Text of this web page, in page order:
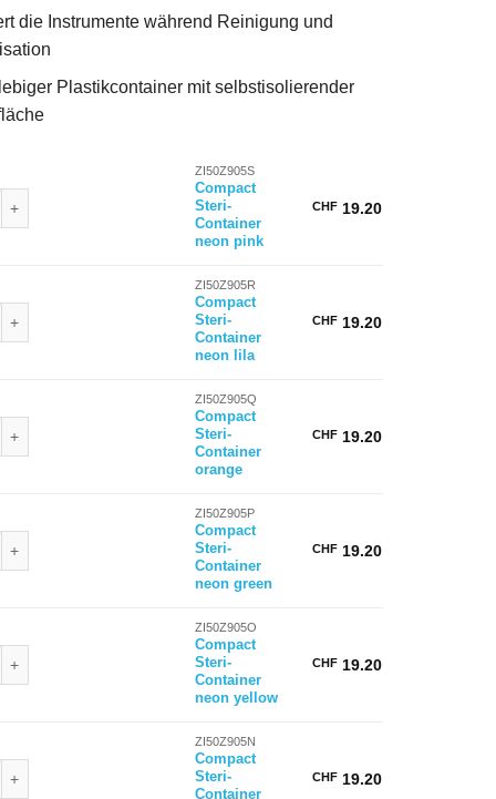
die Instrumente während Reinigung und
Plastikcontainer mit selbstisolierender
Steri-Container neon pink Menge
ZI50Z905S
Compact
Steri-
Container
neon pink
CHF19.20
Steri-Container neon lila Menge
ZI50Z905R
Compact
Steri-
Container
neon lila
CHF19.20
Steri-Container orange Menge
ZI50Z905Q
Compact
Steri-
Container
orange
CHF19.20
Steri-Container neon green Menge
ZI50Z905P
Compact
Steri-
Container
neon green
CHF19.20
Steri-Container neon yellow Menge
ZI50Z905O
Compact
Steri-
Container
neon yellow
CHF19.20
Steri-Container neon blau Menge
ZI50Z905N
Compact
Steri-
Container
CHF19.20